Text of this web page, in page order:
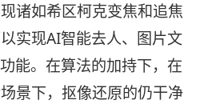
诸如希区柯克变焦和追焦
实现AI智能去人、图片文
能。在算法的加持下，在
景下，抠像还原的仍干净